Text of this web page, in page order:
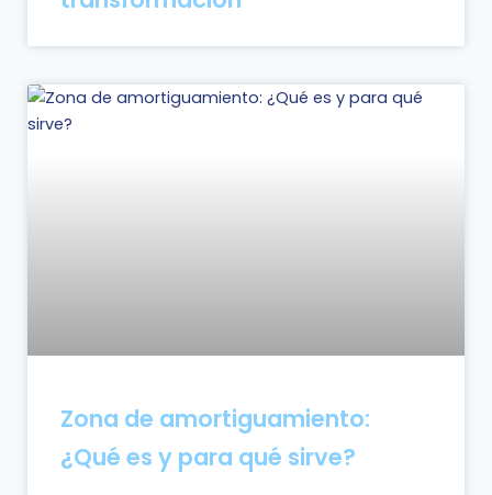
Zona de amortiguamiento:
¿Qué es y para qué sirve?